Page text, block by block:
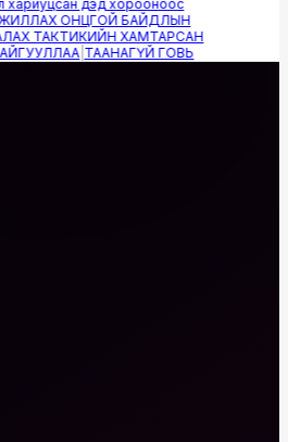
дэд хорооноос
ОНЦГОЙ БАЙДЛЫН
ТАКТИКИЙН ХАМТАРСАН
|ТААНАГҮЙ ГОВЬ